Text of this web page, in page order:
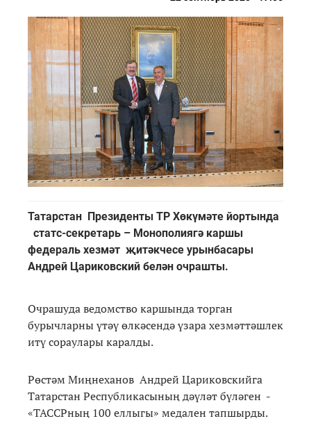
Татарстан Президенты ТР Хөкүмәте йортында
статс-секретарь – Монополиягә каршы
федераль хезмәт җитәкчесе урынбасары
Андрей Цариковский белән очрашты.
Очрашуда ведомство каршында торган
бурычларны үтәү өлкәсендә үзара хезмәттәшлек
итү сораулары каралды.
Рөстәм Миңнеханов Андрей Цариковскийга
Татарстан Республикасының дәүләт бүләген -
«ТАССРның 100 еллыгы» медален тапшырды.